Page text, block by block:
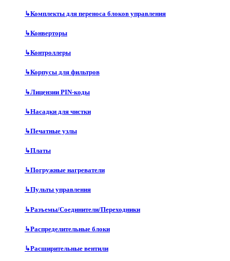
↳Комплекты для переноса блоков управления
↳Конверторы
↳Контроллеры
↳Корпусы для фильтров
↳Лицензии PIN-коды
↳Насадки для чистки
↳Печатные узлы
↳Платы
↳Погружные нагреватели
↳Пульты управления
↳Разъемы/Соединители/Переходники
↳Распределительные блоки
↳Расширительные вентили